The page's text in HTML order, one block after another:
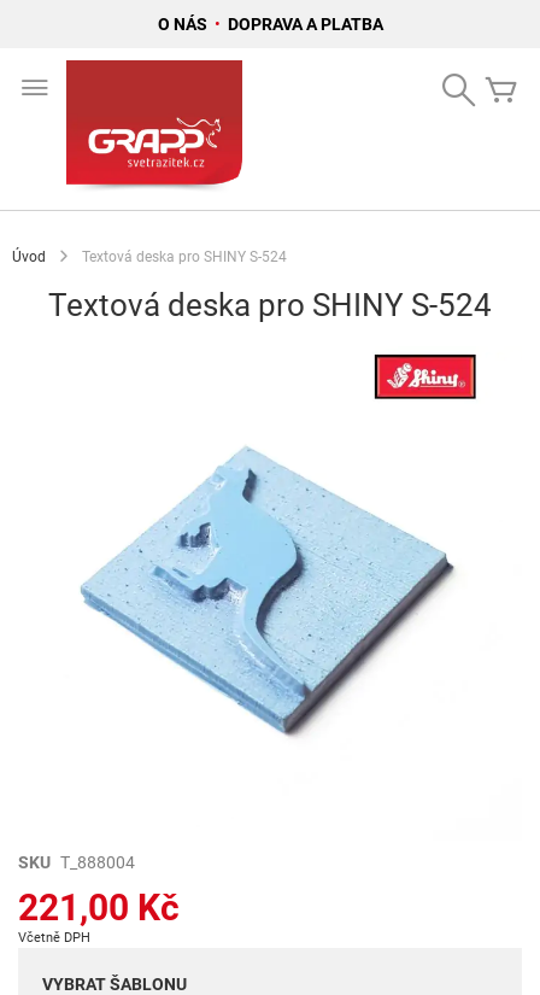
O NÁS • DOPRAVA A PLATBA
Search
Úvod Textová deska pro SHINY S-524
Textová deska pro SHINY S-524
Přeskočit
začátek
galerie
obrázky
SKU T_888004
221,00 Kč
Včetně DPH
VYBRAT ŠABLONU